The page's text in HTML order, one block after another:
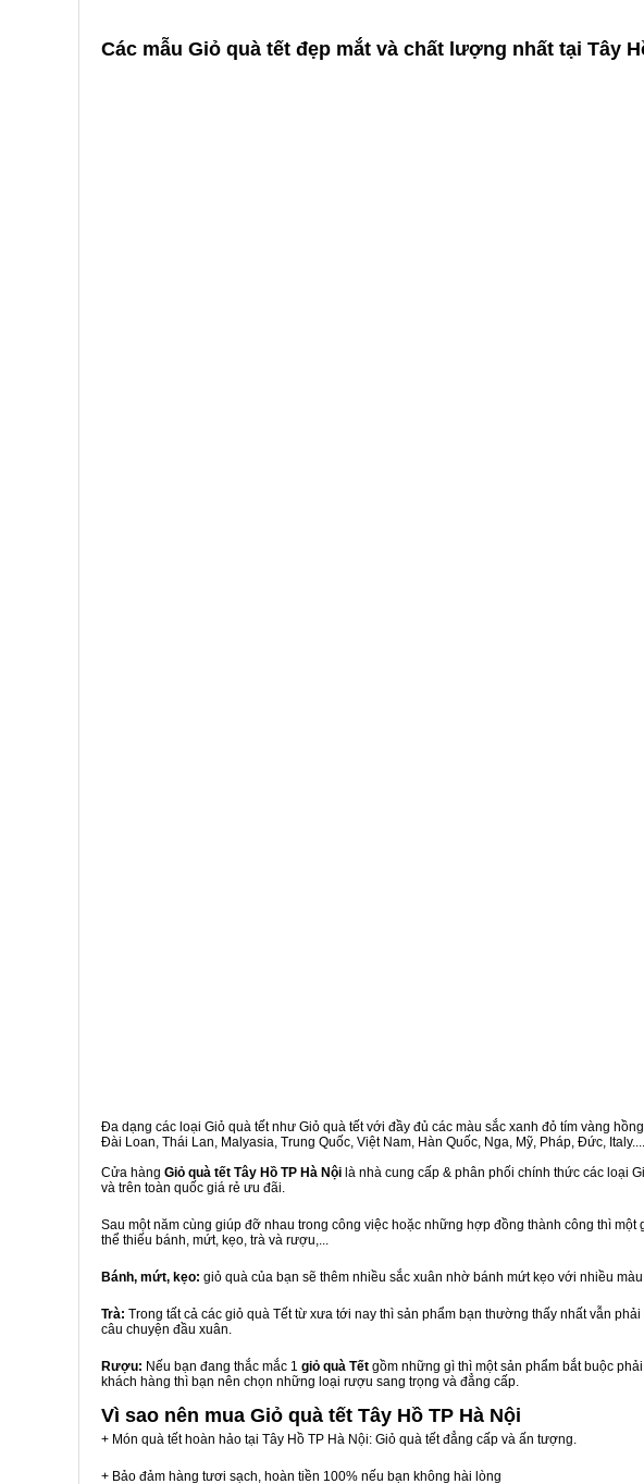
Các mẫu Giỏ quà tết đẹp mắt và chất lượng nhất tại Tây
Đa dạng các loại Giỏ quà tết như Giỏ quà tết với đầy đủ các màu sắc xanh đỏ tím vàng
Đài Loan, Thái Lan, Malyasia, Trung Quốc, Việt Nam, Hàn Quốc, Nga, Mỹ, Pháp, Đức,
Cửa hàng Giỏ quà tết Tây Hồ TP Hà Nội là nhà cung cấp & phân phối chính thức các loại
và trên toàn quốc giá rẻ ưu đãi.
Sau một năm cùng giúp đỡ nhau trong công việc hoặc những hợp đồng thành công thì
thể thiếu bánh, mứt, kẹo, trà và rượu,...
Bánh, mứt, kẹo: giỏ quà của bạn sẽ thêm nhiều sắc xuân nhờ bánh mứt kẹo với nhiều
Trà: Trong tất cả các giỏ quà Tết từ xưa tới nay thì sản phẩm bạn thường thấy nhất vẫn
câu chuyện đầu xuân.
Rượu: Nếu bạn đang thắc mắc 1 giỏ quà Tết gồm những gì thì một sản phẩm bắt buộc
khách hàng thì bạn nên chọn những loại rượu sang trọng và đẳng cấp.
Vì sao nên mua Giỏ quà tết Tây Hồ TP Hà Nội
+ Món quà tết hoàn hảo tại Tây Hồ TP Hà Nội: Giỏ quà tết đẳng cấp và ấn tượng.
+ Bảo đảm hàng tươi sạch, hoàn tiền 100% nếu bạn không hài lòng